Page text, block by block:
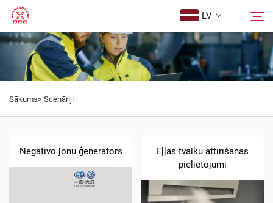
LV
Sākumlapa
Par Mums
Sākums> Scenāriji
Negatīvo jonu ģenerators
Eļļas tvaiku attīrīšanas
pielietojumi